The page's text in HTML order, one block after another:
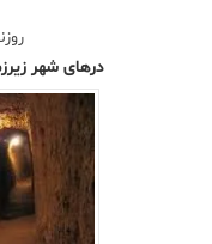
درهای شهر